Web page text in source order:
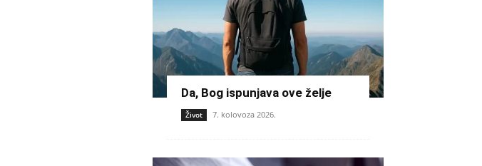
Da, Bog ispunjava ove želje
Život 7. kolovoza 2026.